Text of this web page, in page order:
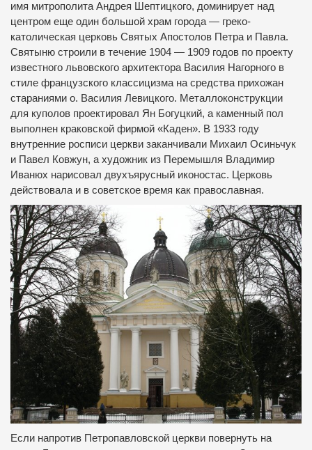
имя митрополита Андрея Шептицкого, доминирует над
центром еще один большой храм города — греко-
католическая церковь Святых Апостолов Петра и Павла.
Святыню строили в течение 1904 — 1909 годов по проекту
известного львовского архитектора Василия Нагорного в
стиле французского классицизма на средства прихожан
стараниями о. Василия Левицкого. Металлоконструкции
для куполов проектировал Ян Богуцкий, а каменный пол
выполнен краковской фирмой «Каден». В 1933 году
внутренние росписи церкви заканчивали Михаил Осиньчук
и Павел Ковжун, а художник из Перемышля Владимир
Иванюх нарисовал двухъярусный иконостас. Церковь
действовала и в советское время как православная.
Если напротив Петропавловской церкви повернуть на